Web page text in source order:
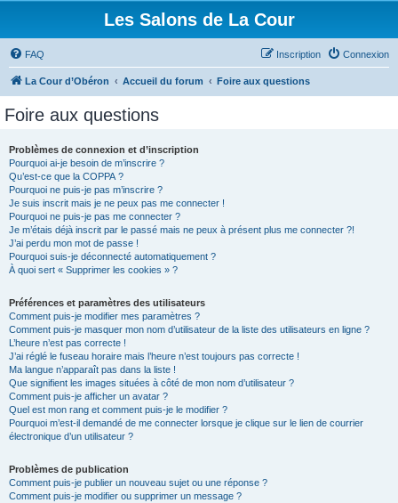
Les Salons de La Cour
FAQ Connexion
Inscription
La Cour d’Obéron Accueil du forum Foire aux questions
Foire aux questions
Problèmes de connexion et d’inscription
Pourquoi ai-je besoin de m’inscrire ?
Qu’est-ce que la COPPA ?
Pourquoi ne puis-je pas m’inscrire ?
Je suis inscrit mais je ne peux pas me connecter !
Pourquoi ne puis-je pas me connecter ?
Je m’étais déjà inscrit par le passé mais ne peux à présent plus me connecter ?!
J’ai perdu mon mot de passe !
Pourquoi suis-je déconnecté automatiquement ?
À quoi sert « Supprimer les cookies » ?
Préférences et paramètres des utilisateurs
Comment puis-je modifier mes paramètres ?
Comment puis-je masquer mon nom d’utilisateur de la liste des utilisateurs en ligne ?
L’heure n’est pas correcte !
J’ai réglé le fuseau horaire mais l’heure n’est toujours pas correcte !
Ma langue n’apparaît pas dans la liste !
Que signifient les images situées à côté de mon nom d’utilisateur ?
Comment puis-je afficher un avatar ?
Quel est mon rang et comment puis-je le modifier ?
Pourquoi m’est-il demandé de me connecter lorsque je clique sur le lien de courrier
électronique d’un utilisateur ?
Problèmes de publication
Comment puis-je publier un nouveau sujet ou une réponse ?
Comment puis-je modifier ou supprimer un message ?